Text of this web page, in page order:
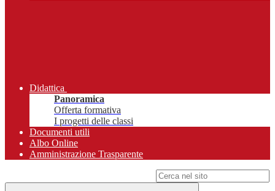
Didattica
Panoramica
Offerta formativa
I progetti delle classi
Documenti utili
Albo Online
Amministrazione Trasparente